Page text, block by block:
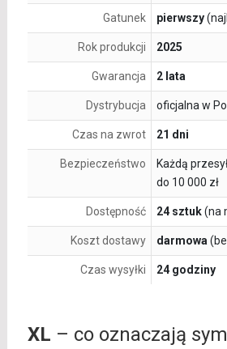
Gatunek pierwszy
Rok produkcji 2025
Gwarancja 2 lata
Dystrybucja oficjalna w
Czas na zwrot 21 dni
Bezpieczeństwo
Każdą
do 10 000 zł
Dostępność 24 sztuk(na
Koszt dostawy darmowa
Czas wysyłki 24 godziny
XL – co oznaczają